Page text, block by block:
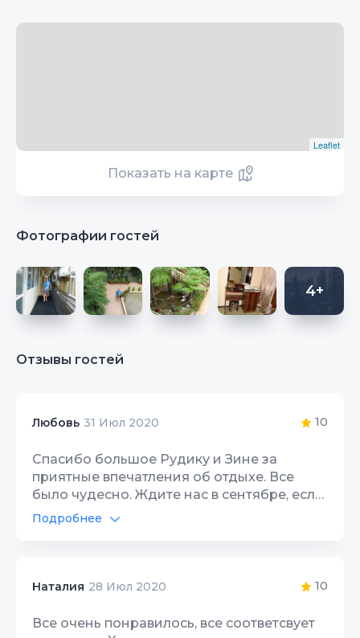
Leaflet
Показать на карте
Фотографии гостей
4+
Отзывы гостей
Любовь 31 Июл 2020 10
Спасибо большое Рудику и Зине за
приятные впечатления об отдыхе. Все
было чудесно. Ждите нас в сентябре, если
ситуация с коронавирусом не поменяется.
Очень рекомендую.
Подробнее
Наталия 28 Июл 2020 10
Все очень понравилось, все соответсвует